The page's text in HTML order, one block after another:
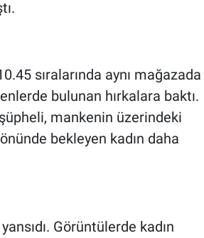
sıralarında aynı mağazada
bulunan hırkalara baktı.
mankenin üzerindeki
bekleyen kadın daha
Görüntülerde kadın